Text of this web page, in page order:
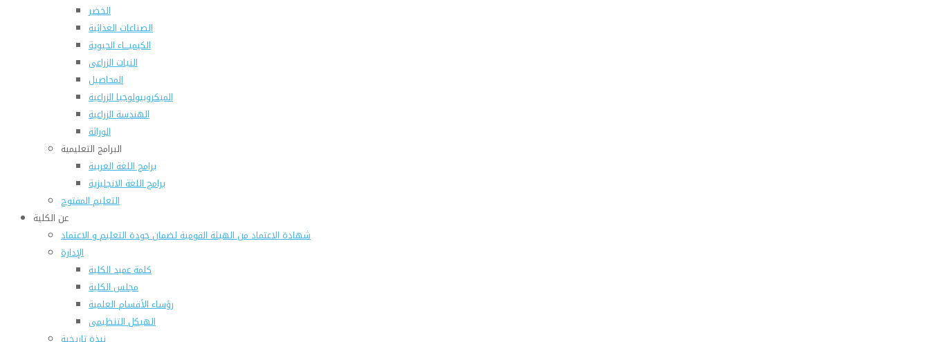
الخضر
الصناعات الغذائية
الكيميـــاء الحيوية
النبات الزراعى
المحاصيل
الميكروبيولوجيا الزراعية
الهندسة الزراعية
الوراثة
البرامج التعليمية
برامج اللغة العربية
برامج اللغة الانجليزية
التعليم المفتوح
عن الكلية
شهادة الاعتماد من الهيئة القومية لضمان جودة التعليم و الاعتماد
الإدارة
كلمة عميد الكلية
مجلس الكلية
رؤساء الأقسام العلمية
الهيكل التنظيمى